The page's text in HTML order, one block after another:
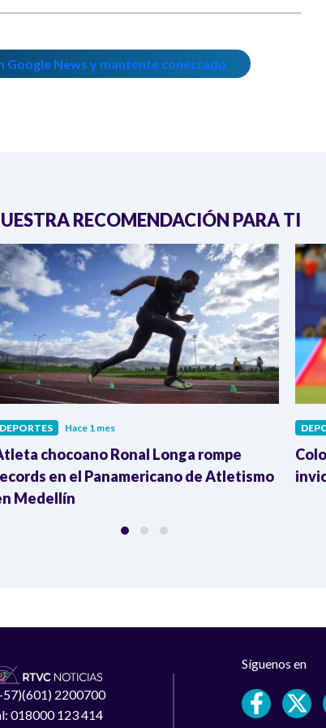
Google News y mantente conectado
RECOMENDACIÓN PARA TI
DEPORTES Hace 1 mes
chocoano Ronal Longa rompe
en el Panamericano de Atletismo
Medellín
2200700
018000 123 414
Síguenos en